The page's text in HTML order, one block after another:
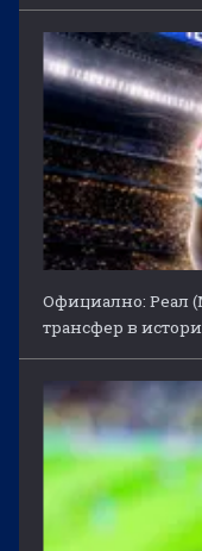
Официално: Реал
трансфер в